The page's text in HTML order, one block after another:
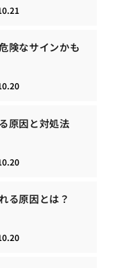
険なサインかも
原因と対処法
る原因とは？